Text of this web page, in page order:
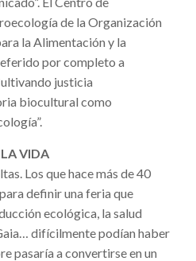
de la Organización
la Alimentación y la
por completo a
justicia
biocultural como
VIDA
Los que hace más de 40
definir una feria que
ecológica, la salud
difícilmente podían haber
pasaría a convertirse en un